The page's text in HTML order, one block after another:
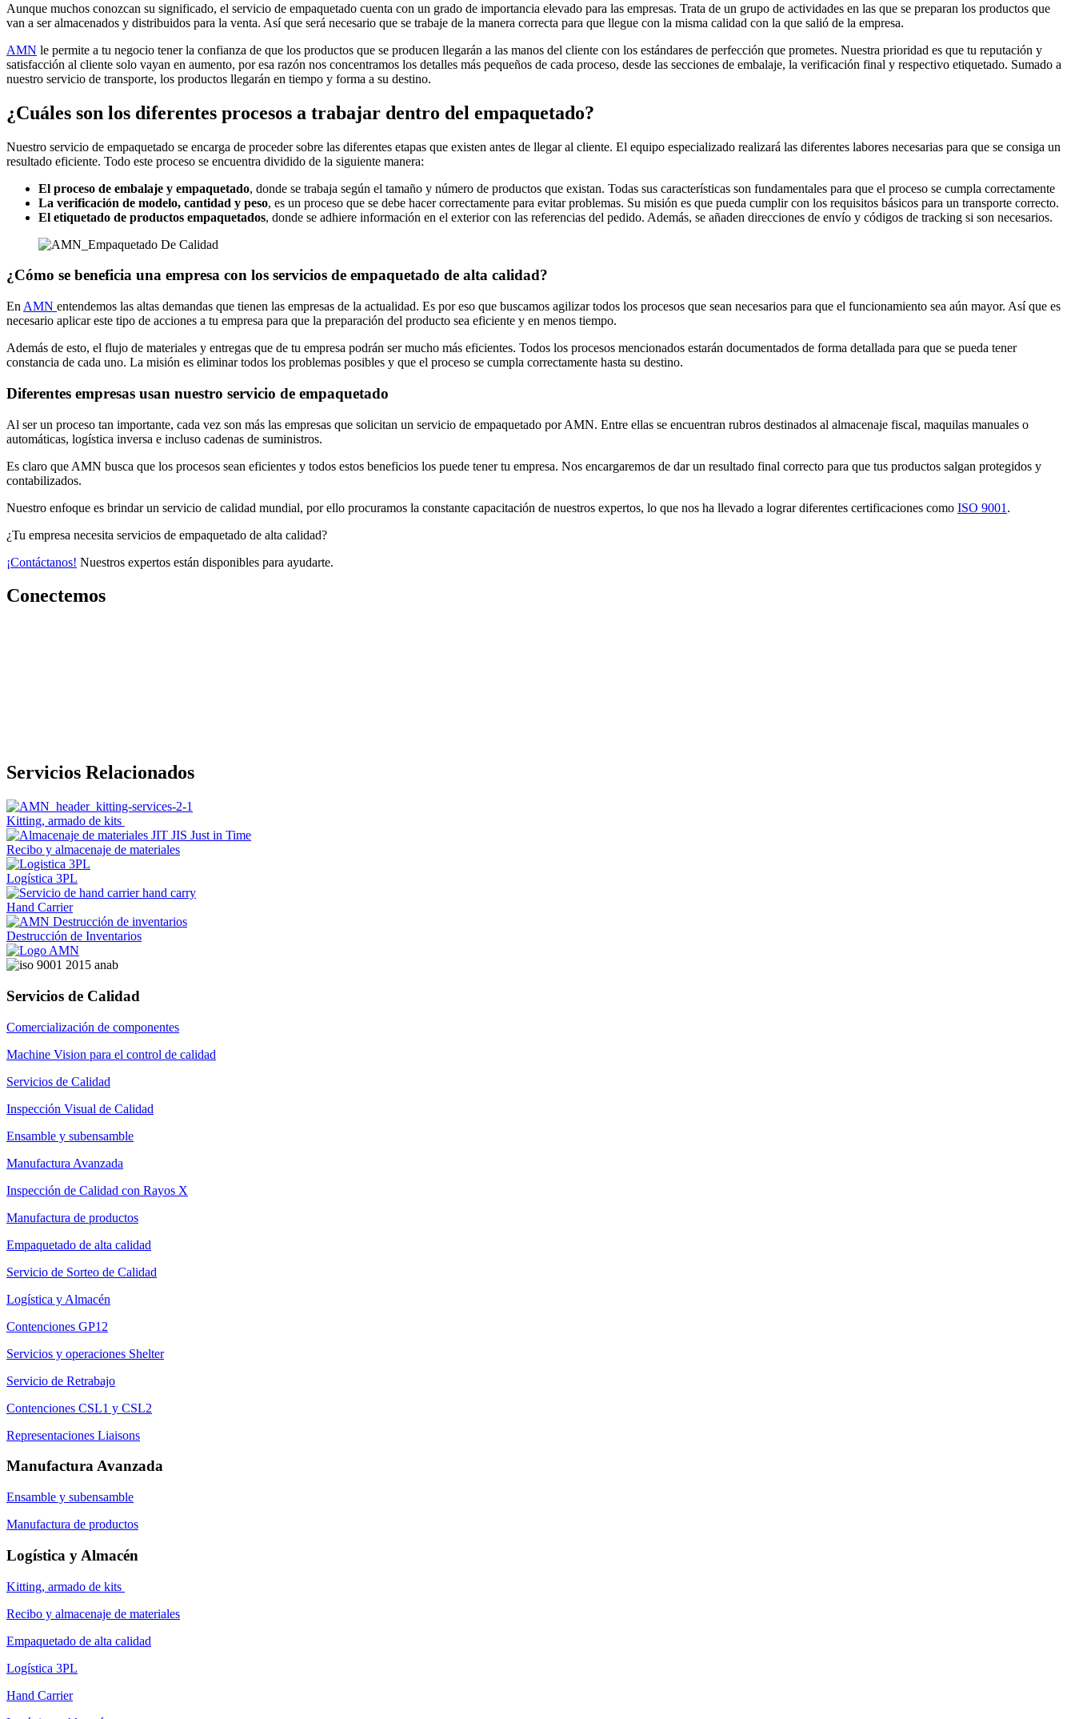
Aunque muchos conozcan su significado, el servicio de empaquetado cuenta con un grado de importancia elevado para las empresas. Trata de un grupo de actividades en las que se preparan los productos que
van a ser almacenados y distribuidos para la venta. Así que será necesario que se trabaje de la manera correcta para que llegue con la misma calidad con la que salió de la empresa.
AMN le permite a tu negocio tener la confianza de que los productos que se producen llegarán a las manos del cliente con los estándares de perfección que prometes. Nuestra prioridad es que tu reputación y
satisfacción al cliente solo vayan en aumento, por esa razón nos concentramos los detalles más pequeños de cada proceso, desde las secciones de embalaje, la verificación final y respectivo etiquetado. Sumado a
nuestro servicio de transporte, los productos llegarán en tiempo y forma a su destino.
¿Cuáles son los diferentes procesos a trabajar dentro del empaquetado?
Nuestro servicio de empaquetado se encarga de proceder sobre las diferentes etapas que existen antes de llegar al cliente. El equipo especializado realizará las diferentes labores necesarias para que se consiga un
resultado eficiente. Todo este proceso se encuentra dividido de la siguiente manera:
El proceso de embalaje y empaquetado, donde se trabaja según el tamaño y número de productos que existan. Todas sus características son fundamentales para que el proceso se cumpla correctamente
La verificación de modelo, cantidad y peso, es un proceso que se debe hacer correctamente para evitar problemas. Su misión es que pueda cumplir con los requisitos básicos para un transporte correcto.
El etiquetado de productos empaquetados, donde se adhiere información en el exterior con las referencias del pedido. Además, se añaden direcciones de envío y códigos de tracking si son necesarios.
¿Cómo se beneficia una empresa con los servicios de empaquetado de alta calidad?
En AMN entendemos las altas demandas que tienen las empresas de la actualidad. Es por eso que buscamos agilizar todos los procesos que sean necesarios para que el funcionamiento sea aún mayor. Así que es
necesario aplicar este tipo de acciones a tu empresa para que la preparación del producto sea eficiente y en menos tiempo.
Además de esto, el flujo de materiales y entregas que de tu empresa podrán ser mucho más eficientes. Todos los procesos mencionados estarán documentados de forma detallada para que se pueda tener
constancia de cada uno. La misión es eliminar todos los problemas posibles y que el proceso se cumpla correctamente hasta su destino.
Diferentes empresas usan nuestro servicio de empaquetado
Al ser un proceso tan importante, cada vez son más las empresas que solicitan un servicio de empaquetado por AMN. Entre ellas se encuentran rubros destinados al almacenaje fiscal, maquilas manuales o
automáticas, logística inversa e incluso cadenas de suministros.
Es claro que AMN busca que los procesos sean eficientes y todos estos beneficios los puede tener tu empresa. Nos encargaremos de dar un resultado final correcto para que tus productos salgan protegidos y
contabilizados.
Nuestro enfoque es brindar un servicio de calidad mundial, por ello procuramos la constante capacitación de nuestros expertos, lo que nos ha llevado a lograr diferentes certificaciones como ISO 9001 .
¿Tu empresa necesita servicios de empaquetado de alta calidad?
¡Contáctanos! Nuestros expertos están disponibles para ayudarte.
Conectemos
Servicios Relacionados
Kitting, armado de kits
Recibo y almacenaje de materiales
Logística 3PL
Hand Carrier
Destrucción de Inventarios
Servicios de Calidad
Comercialización de componentes
Machine Vision para el control de calidad
Servicios de Calidad
Inspección Visual de Calidad
Ensamble y subensamble
Manufactura Avanzada
Inspección de Calidad con Rayos X
Manufactura de productos
Empaquetado de alta calidad
Servicio de Sorteo de Calidad
Logística y Almacén
Contenciones GP12
Servicios y operaciones Shelter
Servicio de Retrabajo
Contenciones CSL1 y CSL2
Representaciones Liaisons
Manufactura Avanzada
Ensamble y subensamble
Manufactura de productos
Logística y Almacén
Kitting, armado de kits
Recibo y almacenaje de materiales
Empaquetado de alta calidad
Logística 3PL
Hand Carrier